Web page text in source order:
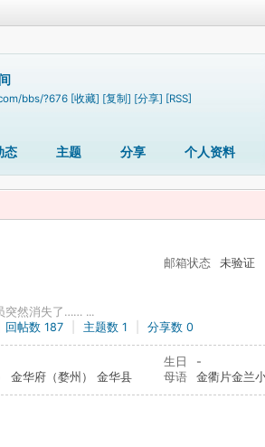
bbs/?676 [收藏] [复制] [分享] [RSS]
态 主题 分享 个人资料
邮箱状态
未验证
突然消失了…… ...
回帖数 187 主题数 1 分享数 0
生日
-
金华府（婺州） 金华县 母语 金衢片金兰